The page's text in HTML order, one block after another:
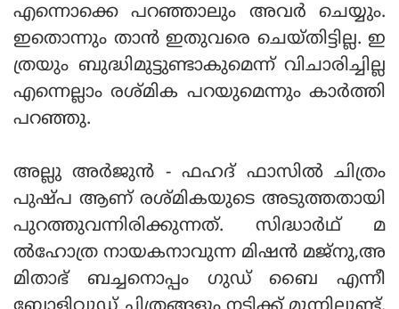
എന്നൊക്കെ പറഞ്ഞാലും അവര്‍ ചെയ്യും.
ഇതൊന്നും താന്‍ ഇതുവരെ ചെയ്തിട്ടില്ല. ഇ
ത്രയും ബുദ്ധിമുട്ടുണ്ടാകുമെന്ന് വിചാരിച്ചില്ല
എന്നെല്ലാം രശ്മിക പറയുമെന്നും കാര്‍ത്തി
പറഞ്ഞു.
അല്ലു അര്‍ജുന്‍ - ഫഹദ് ഫാസില്‍ ചിത്രം
പുഷ്പ ആണ് രശ്മികയുടെ അടുത്തതായി
പുറത്തുവന്നിരിക്കുന്നത്. സിദ്ധാര്‍ഥ് മ
ല്‍ഹോത്ര നായകനാവുന്ന മിഷന്‍ മജ്നു,അ
മിതാഭ് ബച്ചനൊപ്പം ഗുഡ് ബൈ എന്നീ